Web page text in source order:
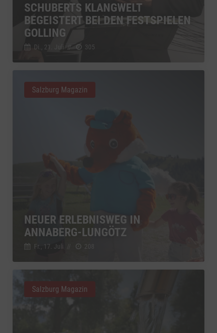
SCHUBERTS KLANGWELT
BEGEISTERT BEI DEN FESTSPIELEN
GOLLING
Di., 21. Juli // 305
NEUER ERLEBNISWEG IN
ANNABERG-LUNGÖTZ
Fr., 17. Juli 208
Salzburg Magazin
Salzburg Magazin